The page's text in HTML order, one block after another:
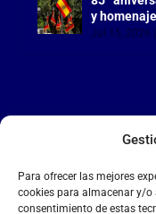
Para ofrecer las mejores
cookies para almacenar y/
consentimiento de estas
y
Jul 15, 2026
LA FALANGE
Reproductor
de